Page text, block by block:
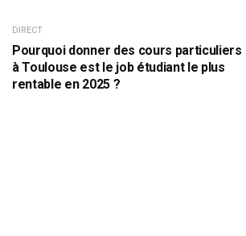
DIRECT
Pourquoi donner des cours particuliers
à Toulouse est le job étudiant le plus
rentable en 2025 ?